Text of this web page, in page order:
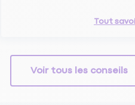
Tout
Voir tous les conseils